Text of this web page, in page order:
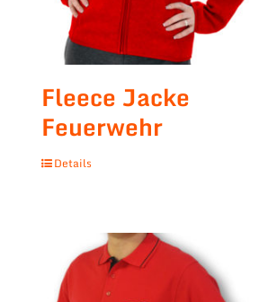
Fleece Jacke
Feuerwehr
Details